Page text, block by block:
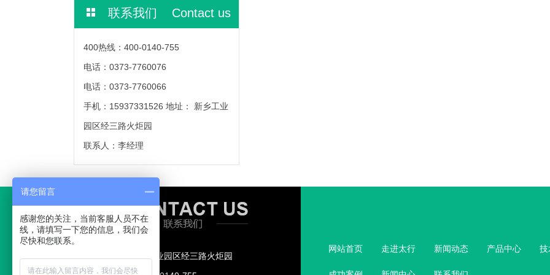
联系我们 Contact us
400热线：400-0140-755
电话：0373-7760076
电话：0373-7760066
手机：15937331526 地址： 新乡工业
园区经三路火炬园
联系人：李经理
地址： 新乡工业园区经三路火炬园
网站首页 走进太行 新闻动态 产品中心 技
请您留言
感谢您的关注，当前客服人员不在
线，请填写一下您的信息，我们会
尽快和您联系。